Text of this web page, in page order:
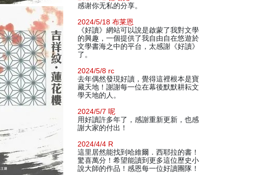
感谢你无私的分享。
2024/5/18 布莱恩
《好讀》網站可以說是啟蒙了我對文學
的興趣，一個提供了我自由自在悠遊於
文學書海之中的平台，太感謝《好讀》
了。
2024/5/8 rc
去年偶然發現好讀，覺得這裡根本是寶
藏天地！謝謝每一位在幕後默默耕耘文
學天地的人。
2024/5/7 呢
用好讀許多年了，感謝重新更新，也感
謝大家的付出！
2024/4/4 R
這里居然能找到哈維爾．西耶拉的書！
驚喜萬分！希望能讀到更多這位歷史小
說大師的作品！感恩每一位好讀團隊！